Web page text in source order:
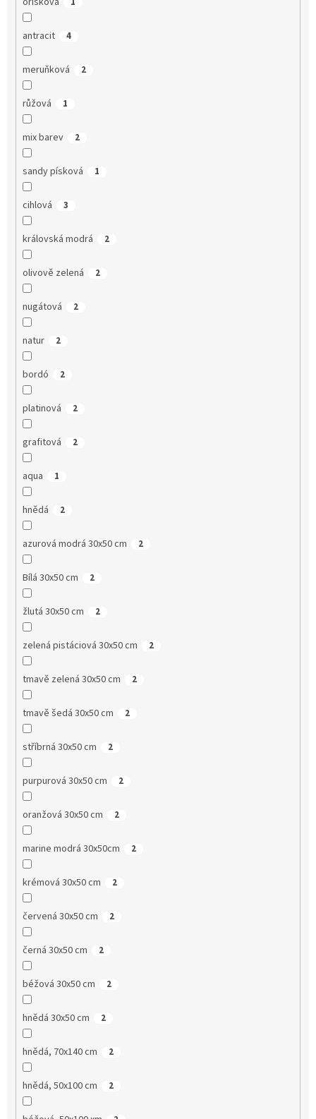
antracit 4
meruňková 2
růžová 1
mix barev 2
sandy písková 1
cihlová 3
královská modrá 2
olivově zelená 2
nugátová 2
natur 2
bordó 2
platinová 2
grafitová 2
aqua 1
hnědá 2
azurová modrá 30x50 cm 2
Bílá 30x50 cm 2
žlutá 30x50 cm 2
zelená pistáciová 30x50 cm 2
tmavě zelená 30x50 cm 2
tmavě šedá 30x50 cm 2
stříbrná 30x50 cm 2
purpurová 30x50 cm 2
oranžová 30x50 cm 2
marine modrá 30x50cm 2
krémová 30x50 cm 2
červená 30x50 cm 2
černá 30x50 cm 2
béžová 30x50 cm 2
hnědá 30x50 cm 2
hnědá, 70x140 cm 2
hnědá, 50x100 cm 2